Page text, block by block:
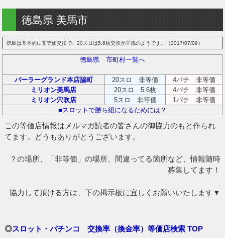
徳島県 美馬市
徳島は基本的に非等価交換で、20スロは5.6枚交換が主流のようです。（2017/07/09）
徳島県 市町村一覧へ
パーラーグランド本店脇町 20スロ 非等価
4パチ 非等価
ミリオン美馬店
20スロ 5.6枚
4パチ 非等価
ミリオン穴吹店
5スロ 非等価
1パチ 非等価
■スロットで勝ち組になるためには？
この等価店情報はメルマガ読者の皆さんの御協力のもと作られ
てます。どうもありがとうございます。
？の場所、「非等価」の場所、間違ってる箇所など、情報随時
募集してます！
協力して頂ける方は、下の掲示板に宜しくお願いいたします▼
◎スロット・パチンコ 交換率（換金率）等価店検索 TOP